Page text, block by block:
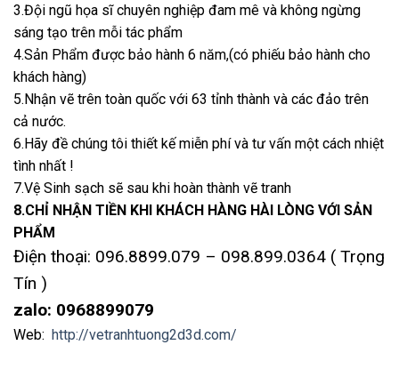
3.Đội ngũ họa sĩ chuyên nghiệp đam mê và không ngừng
sáng tạo trên mỗi tác phẩm
4.Sản Phẩm được bảo hành 6 năm,(có phiếu bảo hành cho
khách hàng)
5.Nhận vẽ trên toàn quốc với 63 tỉnh thành và các đảo trên
cả nước.
6.Hãy đề chúng tôi thiết kế miễn phí và tư vấn một cách nhiệt
tình nhất !
7.Vệ Sinh sạch sẽ sau khi hoàn thành vẽ tranh
8.CHỈ NHẬN TIỀN KHI KHÁCH HÀNG HÀI LÒNG VỚI SẢN
PHẨM
Điện thoại: 096.8899.079 – 098.899.0364 ( Trọng
Tín )
zalo: 0968899079
Web: http://vetranhtuong2d3d.com/